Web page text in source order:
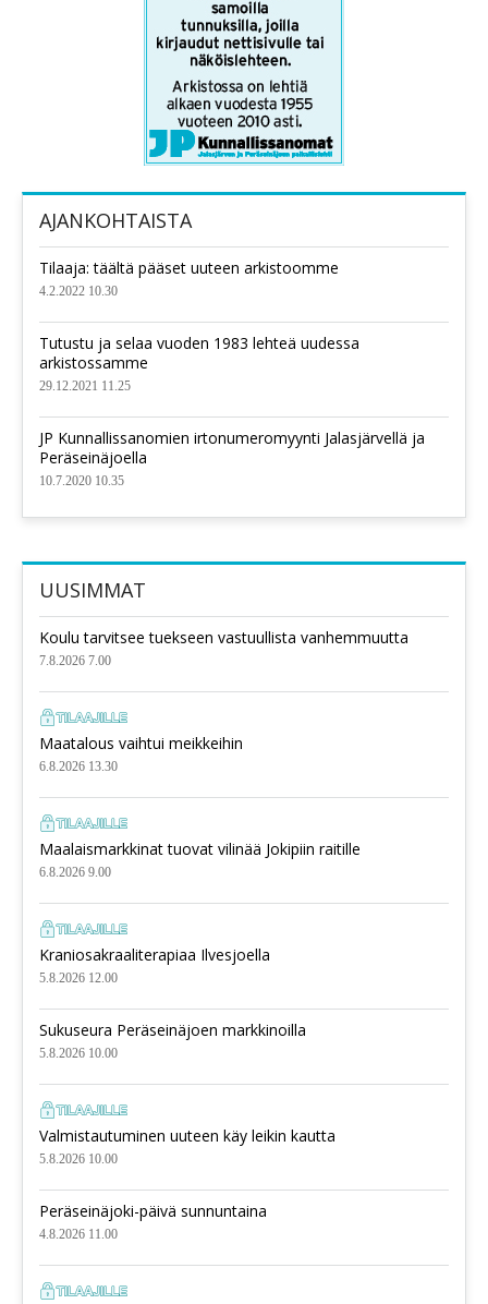
AJANKOHTAISTA
Tilaaja: täältä pääset uuteen arkistoomme
4.2.2022 10.30
Tutustu ja selaa vuoden 1983 lehteä uudessa
arkistossamme
29.12.2021 11.25
JP Kunnallissanomien irtonumeromyynti Jalasjärvellä ja
Peräseinäjoella
10.7.2020 10.35
UUSIMMAT
Koulu tarvitsee tuekseen vastuullista vanhemmuutta
7.8.2026 7.00
Maatalous vaihtui meikkeihin
6.8.2026 13.30
Maalaismarkkinat tuovat vilinää Jokipiin raitille
6.8.2026 9.00
Kraniosakraaliterapiaa Ilvesjoella
5.8.2026 12.00
Sukuseura Peräseinäjoen markkinoilla
5.8.2026 10.00
Valmistautuminen uuteen käy leikin kautta
5.8.2026 10.00
Peräseinäjoki-päivä sunnuntaina
4.8.2026 11.00